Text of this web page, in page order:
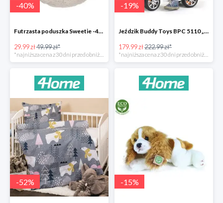
-40%
Futrzasta poduszka Sweetie -40%
29.99 zł49.99 zł*
*najniższa cena z 30 dni przed obniżką
-19%
Jeździk Buddy Toys BPC 5110 „Mercedes Benz SLS” -20%
179.99 zł222.99 zł*
*najniższa cena z 30 dni przed obniżką
-52% -15%